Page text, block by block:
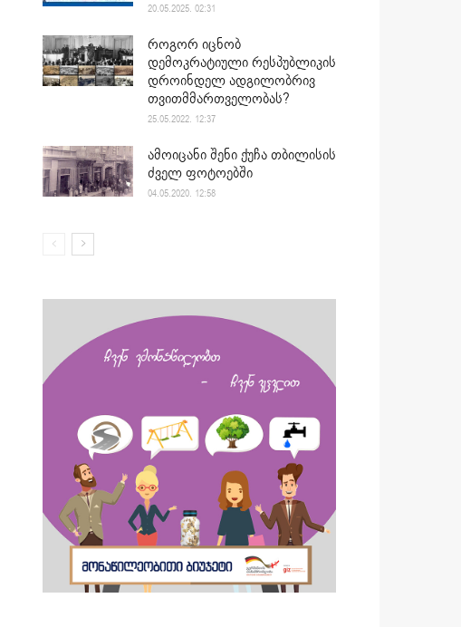
20.05.2025. 02:31
როგორ იცნობ
დემოკრატიული რესპუბლიკის
დროინდელ ადგილობრივ
თვითმმართველობას?
25.05.2022. 12:37
ამოიცანი შენი ქუჩა თბილისის
ძველ ფოტოებში
04.05.2020. 12:58